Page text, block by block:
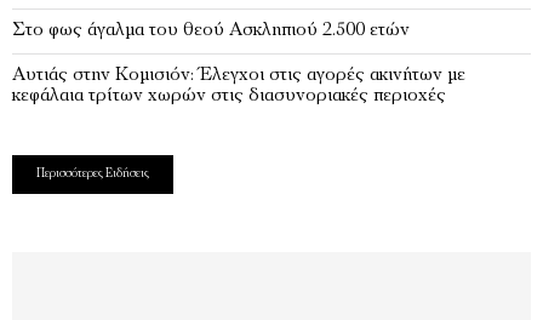
Στο φως άγαλμα του θεού Ασκληπιού 2.500 ετών
Αυτιάς στην Κομισιόν: Έλεγχοι στις αγορές ακινήτων με
κεφάλαια τρίτων χωρών στις διασυνοριακές περιοχές
Περισσότερες Ειδήσεις